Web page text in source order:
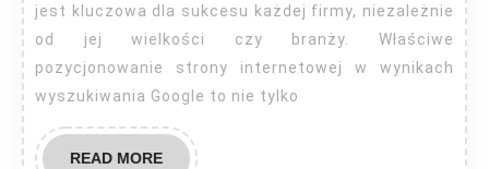
jest kluczowa dla sukcesu każdej firmy, niezależnie
od jej wielkości czy branży. Właściwe
pozycjonowanie strony internetowej w wynikach
wyszukiwania Google to nie tylko
READ MOREREAD